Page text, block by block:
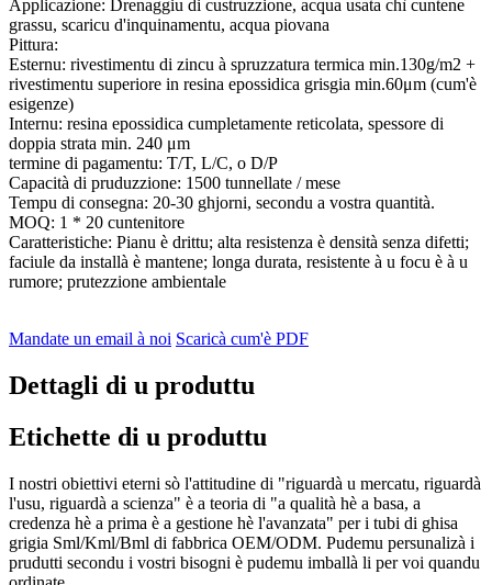
Applicazione: Drenaggiu di custruzzione, acqua usata chì cuntene
grassu, scaricu d'inquinamentu, acqua piovana
Pittura:
Esternu: rivestimentu di zincu à spruzzatura termica min.130g/m2 +
rivestimentu superiore in resina epossidica grisgia min.60μm (cum'è
esigenze)
Internu: resina epossidica cumpletamente reticolata, spessore di
doppia strata min. 240 μm
termine di pagamentu: T/T, L/C, o D/P
Capacità di pruduzzione: 1500 tunnellate / mese
Tempu di consegna: 20-30 ghjorni, secondu a vostra quantità.
MOQ: 1 * 20 cuntenitore
Caratteristiche: Pianu è drittu; alta resistenza è densità senza difetti;
faciule da installà è mantene; longa durata, resistente à u focu è à u
rumore; prutezzione ambientale
Mandate un email à noi Scaricà cum'è PDF
Dettagli di u produttu
Etichette di u produttu
I nostri obiettivi eterni sò l'attitudine di "riguardà u mercatu, riguardà
l'usu, riguardà a scienza" è a teoria di "a qualità hè a basa, a
credenza hè a prima è a gestione hè l'avanzata" per i tubi di ghisa
grigia Sml/Kml/Bml di fabbrica OEM/ODM. Pudemu persunalizà i
prudutti secondu i vostri bisogni è pudemu imballà li per voi quandu